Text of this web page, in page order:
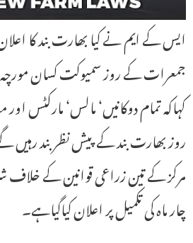
ایس کے ایم نے کیا بھارت بند کا
جمعرات کے روز سمیوکت کسان
کہاکہ تمام دوکانیں‘ مالس‘ مارکٹس
روز بھارت بند کے پیش نظر بند رہیں
مرکز کے تین زراعی قوانین کے خلاف
چار ماہ کی تکمیل پر اعلان کیاگیاہے۔